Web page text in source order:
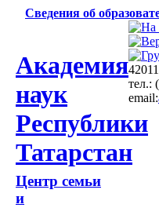
Сведения об
Академия
наук
Республики
Татарстан
Центр семьи
и
тел.:
email: